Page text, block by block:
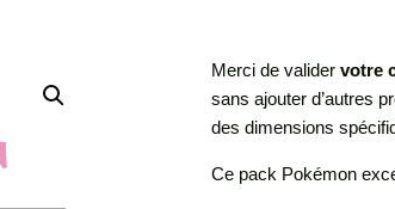
Merci de valider votre
sans ajouter d’autres
des dimensions
Ce pack Pokémon